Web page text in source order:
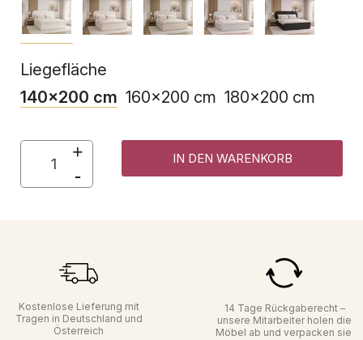
Liegefläche
140x200 cm 160x200 cm 180x200 cm
IN DEN WARENKORB
Kostenlose Lieferung mit
Tragen in Deutschland und
Österreich
14 Tage Rückgaberecht –
unsere Mitarbeiter holen die
Möbel ab und verpacken sie